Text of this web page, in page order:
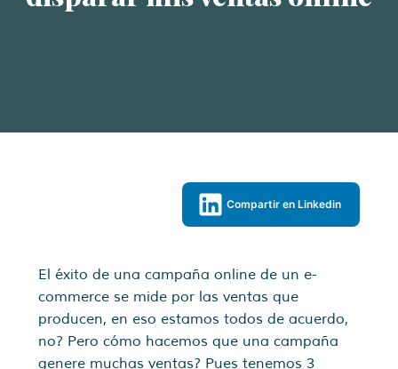
Compartir en Linkedin
El éxito de una campaña online de un e-
commerce se mide por las ventas que
producen, en eso estamos todos de acuerdo,
no? Pero cómo hacemos que una campaña
genere muchas ventas? Pues tenemos 3